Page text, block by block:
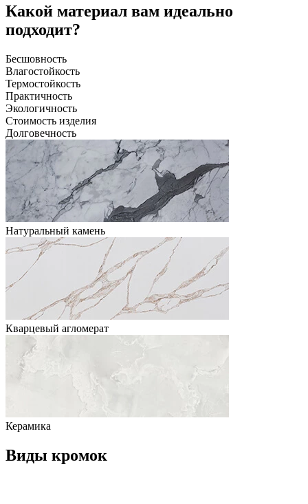
Какой материал вам идеально
подходит?
Бесшовность
Влагостойкость
Термостойкость
Практичность
Экологичность
Стоимость изделия
Долговечность
Натуральный камень
Кварцевый агломерат
Керамика
Виды кромок